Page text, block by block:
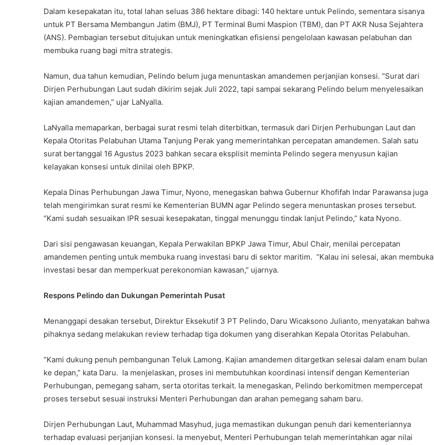
Dalam kesepakatan itu, total lahan seluas 386 hektare dibagi: 140 hektare untuk Pelindo, sementara sisanya
untuk PT Bersama Membangun Jatim (BMJ), PT Terminal Bumi Maspion (TBM), dan PT AKR Nusa Sejahtera
(ANS). Pembagian tersebut ditujukan untuk meningkatkan efisiensi pengelolaan kawasan pelabuhan dan
membuka ruang bagi mitra strategis.
Namun, dua tahun kemudian, Pelindo belum juga menuntaskan amandemen perjanjian konsesi. “Surat dari
Dirjen Perhubungan Laut sudah dikirim sejak Juli 2022, tapi sampai sekarang Pelindo belum menyelesaikan
kajian amandemen,” ujar LaNyalla.
LaNyalla memaparkan, berbagai surat resmi telah diterbitkan, termasuk dari Dirjen Perhubungan Laut dan
Kepala Otoritas Pelabuhan Utama Tanjung Perak yang memerintahkan percepatan amandemen. Salah satu
surat bertanggal 16 Agustus 2023 bahkan secara eksplisit meminta Pelindo segera menyusun kajian
kelayakan konsesi untuk dinilai oleh BPKP.
Kepala Dinas Perhubungan Jawa Timur, Nyono, menegaskan bahwa Gubernur Khofifah Indar Parawansa juga
telah mengirimkan surat resmi ke Kementerian BUMN agar Pelindo segera menuntaskan proses tersebut.
“Kami sudah sesuaikan IPR sesuai kesepakatan, tinggal menunggu tindak lanjut Pelindo,” kata Nyono.
Dari sisi pengawasan keuangan, Kepala Perwakilan BPKP Jawa Timur, Abul Chair, menilai percepatan
amandemen penting untuk membuka ruang investasi baru di sektor maritim. “Kalau ini selesai, akan membuka
investasi besar dan memperkuat perekonomian kawasan,” ujarnya.
Respons Pelindo dan Dukungan Pemerintah Pusat
Menanggapi desakan tersebut, Direktur Eksekutif 3 PT Pelindo, Daru Wicaksono Julianto, menyatakan bahwa
pihaknya sedang melakukan review terhadap tiga dokumen yang diserahkan Kepala Otoritas Pelabuhan.
“Kami dukung penuh pembangunan Teluk Lamong. Kajian amandemen ditargetkan selesai dalam enam bulan
ke depan,” kata Daru. Ia menjelaskan, proses ini membutuhkan koordinasi intensif dengan Kementerian
Perhubungan, pemegang saham, serta otoritas terkait. Ia menegaskan, Pelindo berkomitmen mempercepat
proses tersebut sesuai instruksi Menteri Perhubungan dan arahan pemegang saham baru.
Dirjen Perhubungan Laut, Muhammad Masyhud, juga memastikan dukungan penuh dari kementeriannya
terhadap evaluasi perjanjian konsesi. Ia menyebut, Menteri Perhubungan telah memerintahkan agar nilai